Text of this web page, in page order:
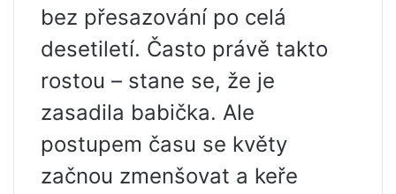
bez přesazování po celá
desetiletí. Často právě takto
rostou – stane se, že je
zasadila babička. Ale
postupem času se květy
začnou zmenšovat a keře